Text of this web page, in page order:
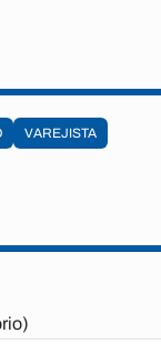
VAREJISTA